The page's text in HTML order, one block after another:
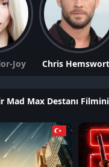
Joy Chris
Mad Max Destanı